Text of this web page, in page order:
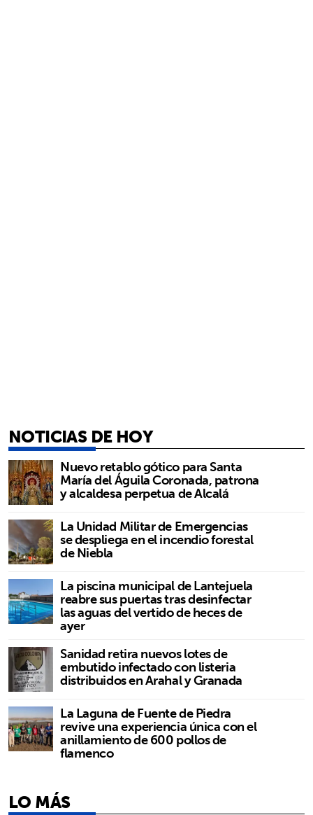
NOTICIAS DE HOY
Nuevo retablo gótico para Santa
María del Águila Coronada, patrona
y alcaldesa perpetua de Alcalá
La Unidad Militar de Emergencias
se despliega en el incendio forestal
de Niebla
La piscina municipal de Lantejuela
reabre sus puertas tras desinfectar
las aguas del vertido de heces de
ayer
Sanidad retira nuevos lotes de
embutido infectado con listeria
distribuidos en Arahal y Granada
La Laguna de Fuente de Piedra
revive una experiencia única con el
anillamiento de 600 pollos de
flamenco
LO MÁS